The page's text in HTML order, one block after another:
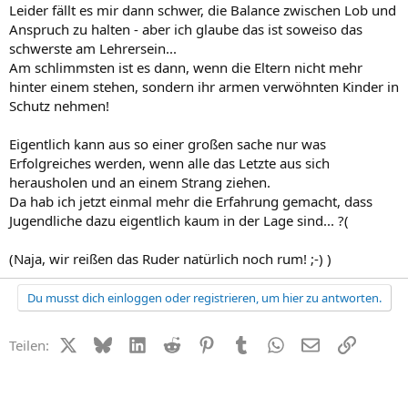
Leider fällt es mir dann schwer, die Balance zwischen Lob und
Anspruch zu halten - aber ich glaube das ist soweiso das
schwerste am Lehrersein...
Am schlimmsten ist es dann, wenn die Eltern nicht mehr
hinter einem stehen, sondern ihr armen verwöhnten Kinder in
Schutz nehmen!
Eigentlich kann aus so einer großen sache nur was
Erfolgreiches werden, wenn alle das Letzte aus sich
herausholen und an einem Strang ziehen.
Da hab ich jetzt einmal mehr die Erfahrung gemacht, dass
Jugendliche dazu eigentlich kaum in der Lage sind... ?(
(Naja, wir reißen das Ruder natürlich noch rum! ;-) )
Du musst dich einloggen oder registrieren, um hier zu antworten.
Teilen: X (Twitter)
BlueskyLinkedIn
Reddit PinterestTumblr WhatsApp
E-MailLink